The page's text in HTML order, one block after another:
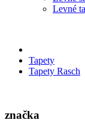
Levné
Tapety
Tapety Rasch
značka